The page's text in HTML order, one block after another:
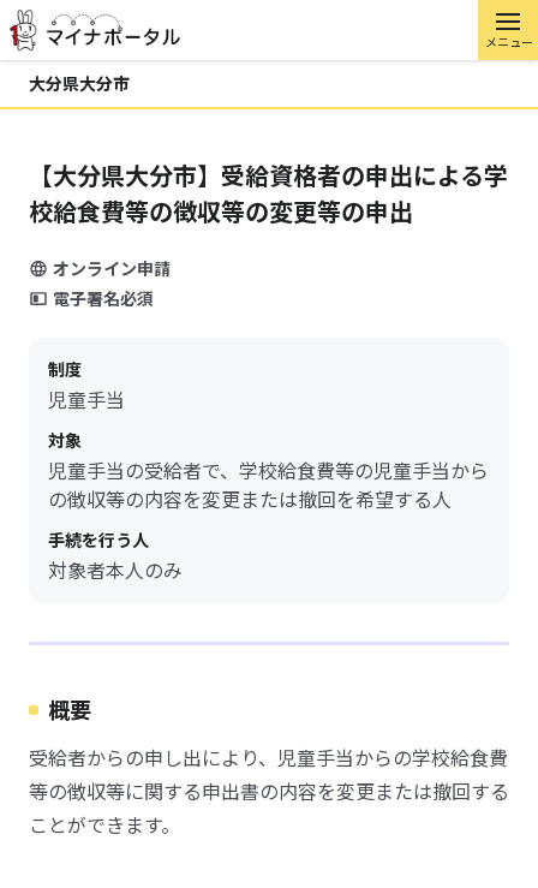
メニュー
大分県大分市
【大分県大分市】受給資格者の申出による学
校給食費等の徴収等の変更等の申出
オンライン申請
電子署名必須
制度
児童手当
対象
児童手当の受給者で、学校給食費等の児童手当から
の徴収等の内容を変更または撤回を希望する人
手続を行う人
対象者本人のみ
概要
受給者からの申し出により、児童手当からの学校給食費
等の徴収等に関する申出書の内容を変更または撤回する
ことができます。